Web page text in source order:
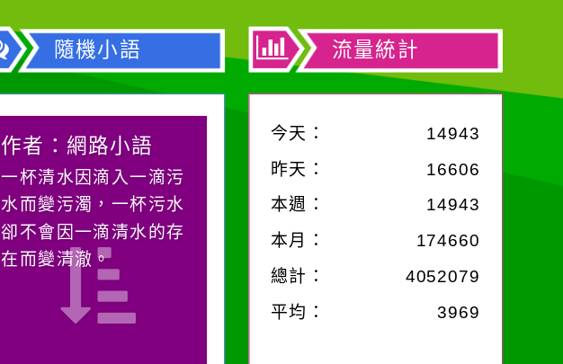
隨機小語
作者：網路小語
一杯清水因滴入一滴污
水而變污濁，一杯污水
卻不會因一滴清水的存
在而變清澈。
流量統計
今天： 14943
昨天：
16606
本週：
14943
本月：
174660
總計：
4052079
平均： 3969